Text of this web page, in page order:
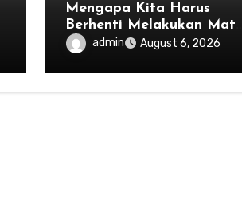
Mengapa Kita Harus
Berhenti Melakukan Mata
Saja dan Mulai
Menghargai Privasi Orang
Lain
admin August 6, 2026